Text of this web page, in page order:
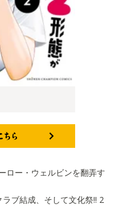
ロー・ウェルビンを翻弄す
ブ結成、そして文化祭!! 2